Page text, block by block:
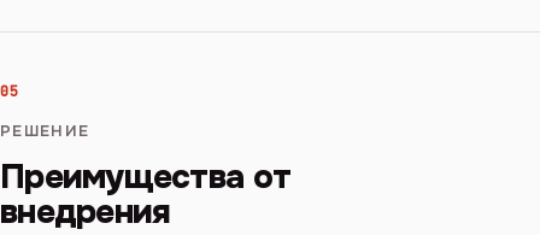
05
РЕШЕНИЕ
Преимущества от
внедрения